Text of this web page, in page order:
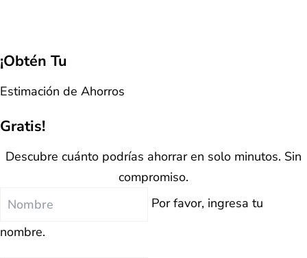
¡Obtén Tu
Estimación de Ahorros
Gratis!
Descubre cuánto podrías ahorrar en solo minutos. Sin
compromiso.
Nombre
Por favor, ingresa tu
nombre.